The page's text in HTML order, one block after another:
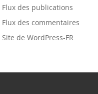
Flux des publications
Flux des commentaires
Site de WordPress-FR